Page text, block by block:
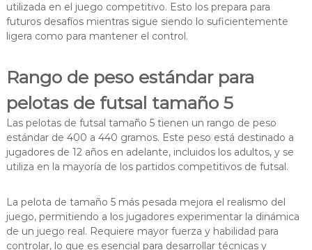
utilizada en el juego competitivo. Esto los prepara para
futuros desafíos mientras sigue siendo lo suficientemente
ligera como para mantener el control.
Rango de peso estándar para
pelotas de futsal tamaño 5
Las pelotas de futsal tamaño 5 tienen un rango de peso
estándar de 400 a 440 gramos. Este peso está destinado a
jugadores de 12 años en adelante, incluidos los adultos, y se
utiliza en la mayoría de los partidos competitivos de futsal.
La pelota de tamaño 5 más pesada mejora el realismo del
juego, permitiendo a los jugadores experimentar la dinámica
de un juego real. Requiere mayor fuerza y habilidad para
controlar, lo que es esencial para desarrollar técnicas y